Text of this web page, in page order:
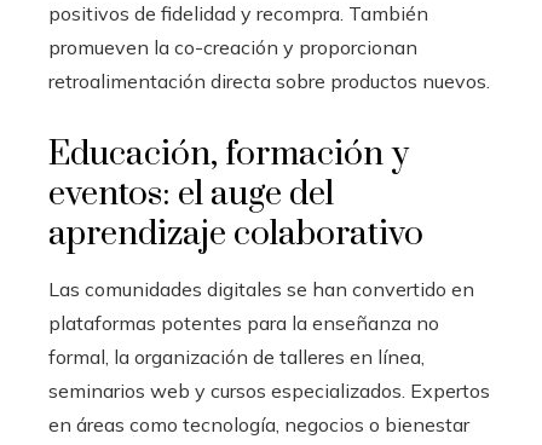
positivos de fidelidad y recompra. También
promueven la co-creación y proporcionan
retroalimentación directa sobre productos nuevos.
Educación, formación y
eventos: el auge del
aprendizaje colaborativo
Las comunidades digitales se han convertido en
plataformas potentes para la enseñanza no
formal, la organización de talleres en línea,
seminarios web y cursos especializados. Expertos
en áreas como tecnología, negocios o bienestar